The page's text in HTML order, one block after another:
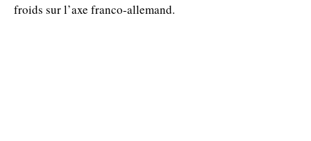
froids sur l’axe franco-allemand.